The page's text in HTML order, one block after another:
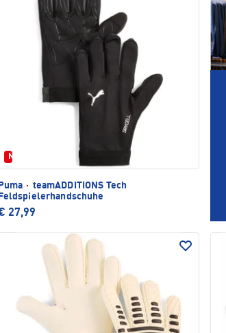
Neu
Puma · teamADDITIONS Tech
Feldspielerhandschuhe
27,99